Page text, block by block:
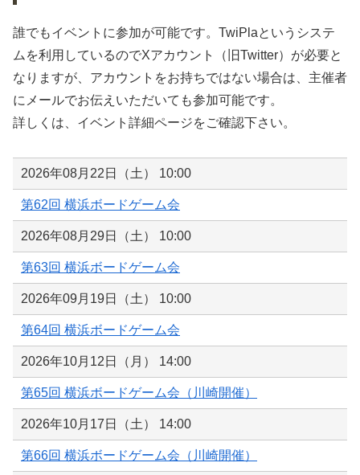
誰でもイベントに参加が可能です。TwiPlaというシステ
ムを利用しているのでXアカウント（旧Twitter）が必要と
なりますが、アカウントをお持ちではない場合は、主催者
にメールでお伝えいただいても参加可能です。
詳しくは、イベント詳細ページをご確認下さい。
2026年08月22日（土） 10:00
第62回 横浜ボードゲーム会
2026年08月29日（土） 10:00
第63回 横浜ボードゲーム会
2026年09月19日（土） 10:00
第64回 横浜ボードゲーム会
2026年10月12日（月） 14:00
第65回 横浜ボードゲーム会（川崎開催）
2026年10月17日（土） 14:00
第66回 横浜ボードゲーム会（川崎開催）